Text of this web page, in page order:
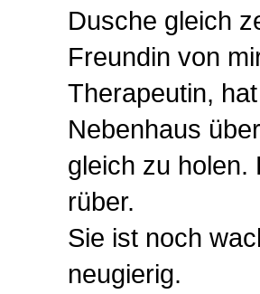
Dusche gleich
Freundin von
Therapeutin,
Nebenhaus
gleich zu holen.
rüber.
Sie ist noch
neugierig.